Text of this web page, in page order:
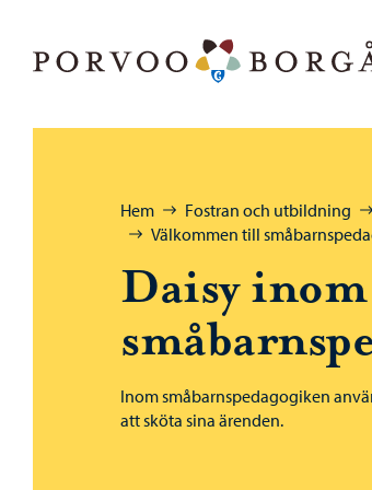
Bläddra:
Hem Fostran och utbildning
Välkommen till
Daisy inom
Inom småbarnspedagogiken
att sköta sina ärenden.